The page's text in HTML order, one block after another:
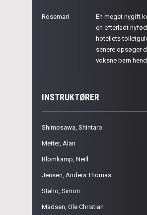
Rosemari
En meget nygift
en efterladt
hotellets
senere opsøger
voksne barn
INSTRUKTØRER
Shimosawa, Shintaro
Metter, Alan
Blomkamp, Neill
Jensen, Anders Thomas
Staho, Simon
Madsen, Ole Christian